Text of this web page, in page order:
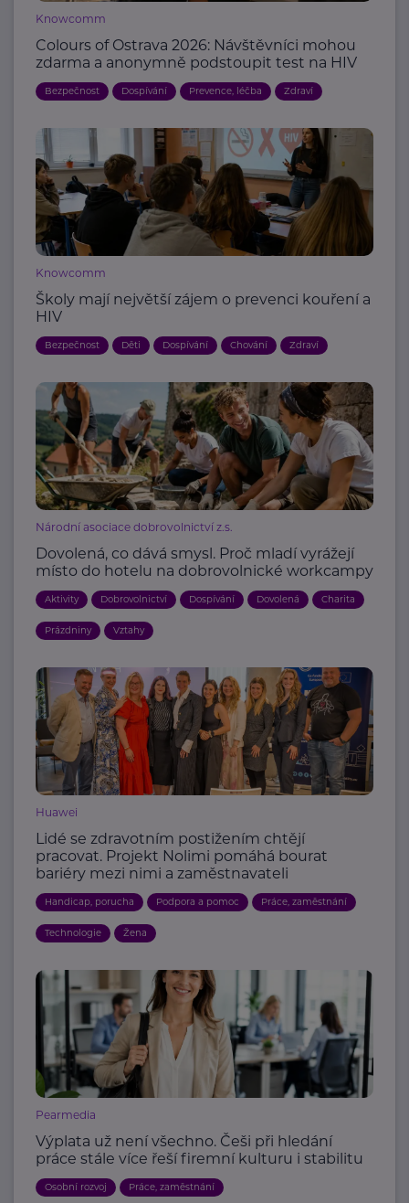
Knowcomm
Colours of Ostrava 2026: Návštěvníci mohou
zdarma a anonymně podstoupit test na HIV
Bezpečnost Dospívání Prevence, léčba Zdraví
Knowcomm
Školy mají největší zájem o prevenci kouření a
HIV
Bezpečnost Děti Dospívání Chování Zdraví
Národní asociace dobrovolnictví z.s.
Dovolená, co dává smysl. Proč mladí vyrážejí
místo do hotelu na dobrovolnické workcampy
Aktivity Dobrovolnictví Dospívání Dovolená Charita
Prázdniny Vztahy
Huawei
Lidé se zdravotním postižením chtějí
pracovat. Projekt Nolimi pomáhá bourat
bariéry mezi nimi a zaměstnavateli
Handicap, porucha Podpora a pomoc Práce, zaměstnání
Technologie Žena
Pearmedia
Výplata už není všechno. Češi při hledání
práce stále více řeší firemní kulturu i stabilitu
Osobní rozvoj Práce, zaměstnání